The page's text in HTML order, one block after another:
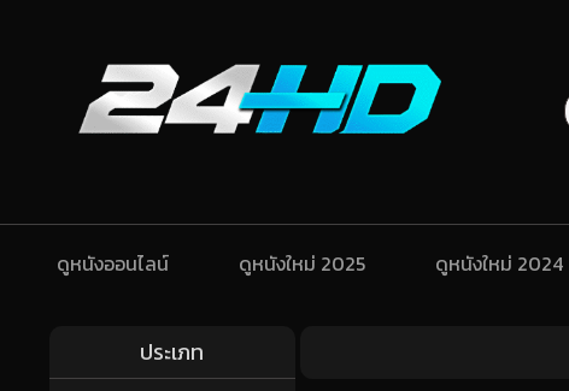
ดูหนังออนไลน์ ดูหนังใหม่ 2025 ดูหนังใหม่ 2024
ประเภท